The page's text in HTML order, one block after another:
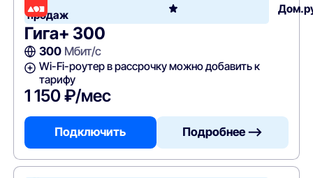
продаж
Гига+ 300
300Мбит/с
Wi-Fi-роутер в рассрочку можно добавить к
тарифу
1 150 ₽/мес
Подключить Подробнее —>